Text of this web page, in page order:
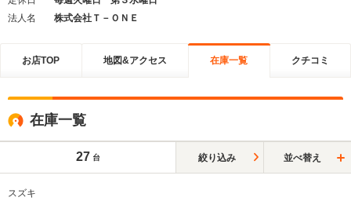
法人名
株式会社Ｔ－ＯＮＥ
お店TOP 地図&アクセス 在庫一覧 クチコミ
在庫一覧
27 台 絞り込み 並べ替え
スズキ